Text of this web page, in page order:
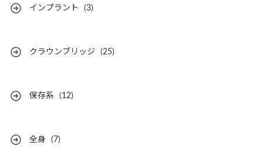
インプラント (3)
クラウンブリッジ (25)
保存系 (12)
全身 (7)